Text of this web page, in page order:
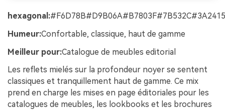
hexagonal:#F6D78B#D9B06A#B7803F#7B532C#3A2415
Humeur:Confortable, classique, haut de gamme
Meilleur pour:Catalogue de meubles editorial
Les reflets mielés sur la profondeur noyer se sentent
classiques et tranquillement haut de gamme. Ce mix
prend en charge les mises en page éditoriales pour les
catalogues de meubles, les lookbooks et les brochures